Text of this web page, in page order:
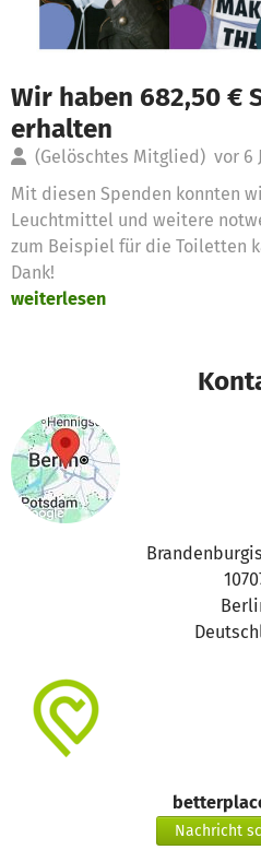
Wir haben 682,50 €
erhalten
(Gelöschtes Mitglied) vor 6
Mit diesen Spenden konnten
Leuchtmittel und weitere
zum Beispiel für die Toiletten
Dank!
weiterlesen
Nachricht